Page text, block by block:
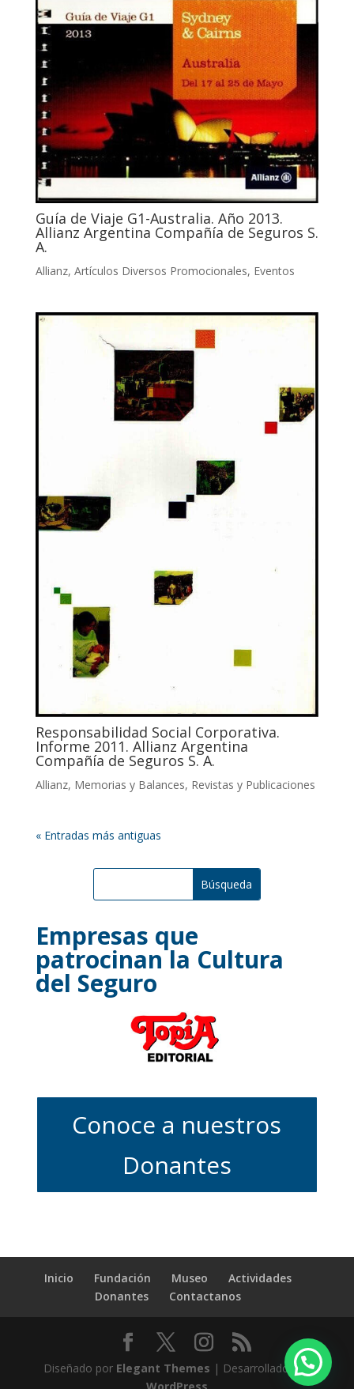
Guía de Viaje G1-Australia. Año 2013.
Allianz Argentina Compañía de Seguros S.
A.
Allianz, Artículos Diversos Promocionales, Eventos
Responsabilidad Social Corporativa.
Informe 2011. Allianz Argentina
Compañía de Seguros S. A.
Allianz, Memorias y Balances, Revistas y Publicaciones
« Entradas más antiguas
Empresas que
patrocinan la Cultura
del Seguro
Conoce a nuestros
Donantes
Inicio Fundación Museo
Actividades
Donantes
Contactanos
Diseñado por Elegant Themes | Desarrollado por
WordPress